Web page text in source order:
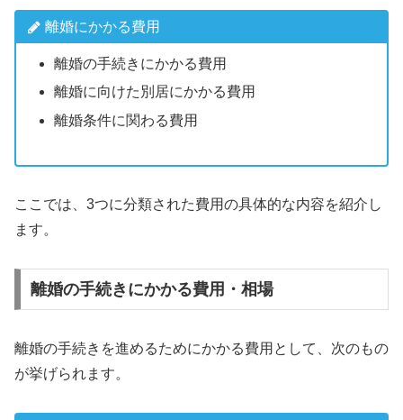
離婚にかかる費用
離婚の手続きにかかる費用
離婚に向けた別居にかかる費用
離婚条件に関わる費用
ここでは、3つに分類された費用の具体的な内容を紹介し
ます。
離婚の手続きにかかる費用・相場
離婚の手続きを進めるためにかかる費用として、次のもの
が挙げられます。